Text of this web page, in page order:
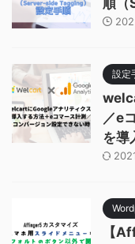
順（
設定
／e
を導
【